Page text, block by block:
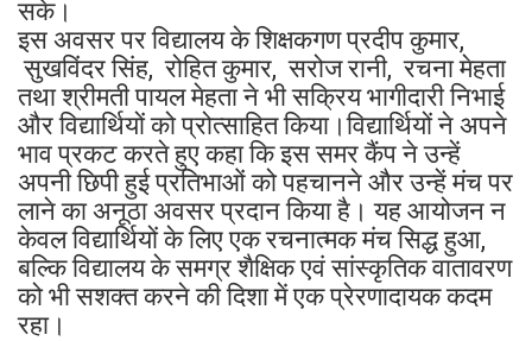
सके।
इस अवसर पर विद्यालय के शिक्षकगण प्रदीप कुमार,
सुखविंदर सिंह, रोहित कुमार, सरोज रानी, रचना मेहता
तथा श्रीमती पायल मेहता ने भी सक्रिय भागीदारी निभाई
और विद्यार्थियों को प्रोत्साहित किया।विद्यार्थियों ने अपने
भाव प्रकट करते हुए कहा कि इस समर कैंप ने उन्हें
अपनी छिपी हुई प्रतिभाओं को पहचानने और उन्हें मंच पर
लाने का अनूठा अवसर प्रदान किया है। यह आयोजन न
केवल विद्यार्थियों के लिए एक रचनात्मक मंच सिद्ध हुआ,
बल्कि विद्यालय के समग्र शैक्षिक एवं सांस्कृतिक वातावरण
को भी सशक्त करने की दिशा में एक प्रेरणादायक कदम
रहा।